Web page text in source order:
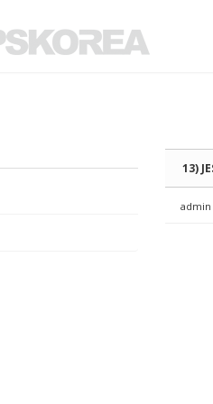
13)
admin